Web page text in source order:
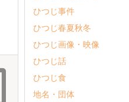
ひつじ事件
ひつじ春夏秋冬
ひつじ画像・映像
ひつじ話
ひつじ食
地名・団体